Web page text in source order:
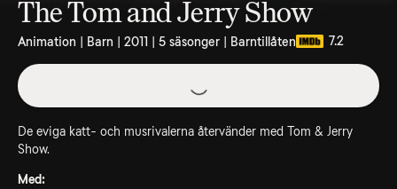
The Tom and Jerry Show
Animation | Barn | 2011 | 5 säsonger | Barntillåten 7.2
De eviga katt- och musrivalerna återvänder med Tom & Jerry
Show.
Med: